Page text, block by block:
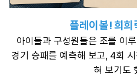
플레이볼! 희희
아이들과 구성원들은 조를 이
경기 승패를 예측해 보고, 4회
혀 보기도